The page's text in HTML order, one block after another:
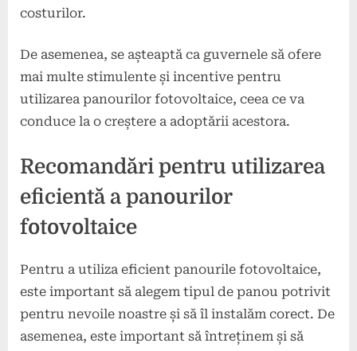
costurilor.
De asemenea, se așteaptă ca guvernele să ofere
mai multe stimulente și incentive pentru
utilizarea panourilor fotovoltaice, ceea ce va
conduce la o creștere a adoptării acestora.
Recomandări pentru utilizarea
eficientă a panourilor
fotovoltaice
Pentru a utiliza eficient panourile fotovoltaice,
este important să alegem tipul de panou potrivit
pentru nevoile noastre și să îl instalăm corect. De
asemenea, este important să întreținem și să